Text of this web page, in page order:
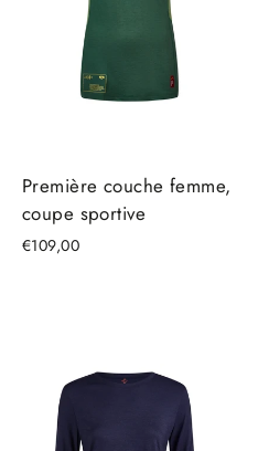
Première couche femme,
coupe sportive
€109,00